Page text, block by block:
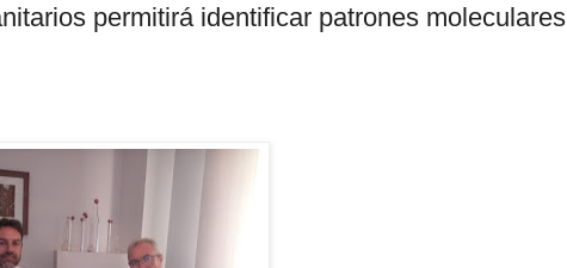
permitirá identificar patrones moleculares